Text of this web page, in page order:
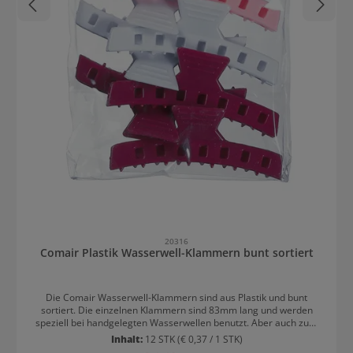
20316
Comair Plastik Wasserwell-Klammern bunt sortiert
Die Comair Wasserwell-Klammern sind aus Plastik und bunt
sortiert. Die einzelnen Klammern sind 83mm lang und werden
speziell bei handgelegten Wasserwellen benutzt. Aber auch zum
einfachen Zusammenhalten der Haare können die Klammern aus
Inhalt: 12 STK(€ 0,37 / 1 STK)